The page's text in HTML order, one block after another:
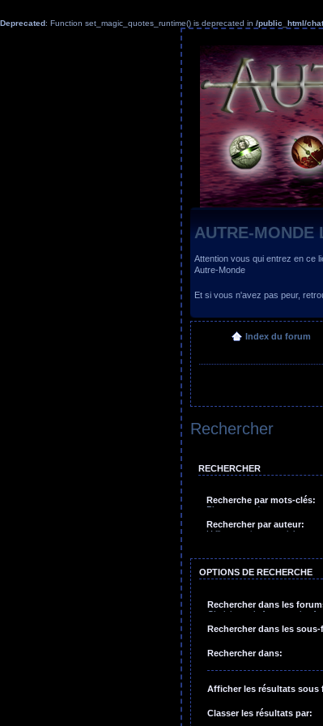
Deprecated: Function set_magic_quotes_runtime() is deprecated in /public_html/
AUTRE-MONDE
Attention vous qui entrez en ce
Autre-Monde
Et si vous n'avez pas peur,
Index du forum
Rechercher
RECHERCHER
Recherche par mots-clés:
Placez un
devant un mot
qui doit être exclu. Tapez
crochets si uniquement un
Rechercher par auteur:
Utilisez un * comme joker
OPTIONS DE RECHERCHE
Rechercher dans les
Choisissez le forum ou les
effectuer une recherche. Les
inclus si vous ne désactivez
Rechercher dans les
Rechercher dans:
Afficher les résultats sous
Classer les résultats par: